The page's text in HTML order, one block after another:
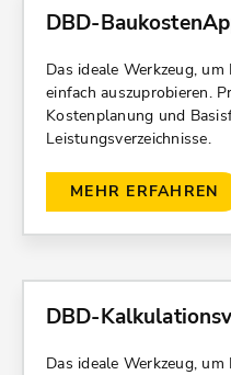
DBD-
Das ideale Werkzeug,
einfach auszuprobieren.
Kostenplanung und
Leistungsverzeichnisse.
MEHR ERFAHREN
DBD-
Das ideale Werkzeug,